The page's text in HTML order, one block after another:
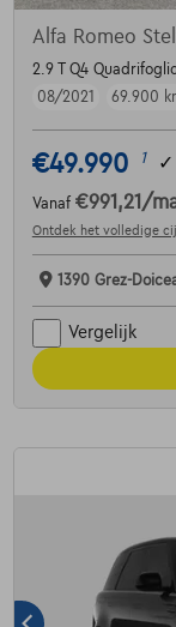
Alfa Romeo
2.9 T Q4
08/2021
69.900
€49.990 1 ✓
Vanaf €991,21 /
Ontdek het volledige
1390 Grez-
Vergelijk